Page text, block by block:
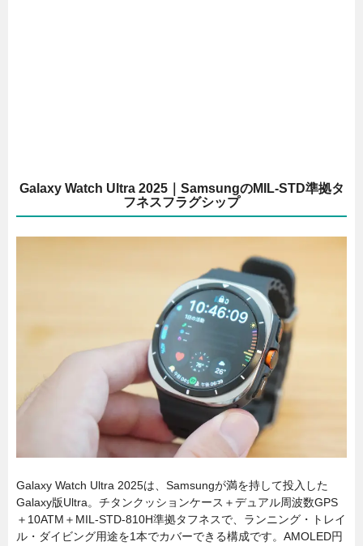
Galaxy Watch Ultra 2025｜SamsungのMIL-STD準拠タ
フネスフラグシップ
Galaxy Watch Ultra 2025は、Samsungが満を持して投入した
Galaxy版Ultra。チタンクッションケース＋デュアル周波数GPS
＋10ATM＋MIL-STD-810H準拠タフネスで、ランニング・トレイ
ル・ダイビング用途を1本でカバーできる構成です。AMOLED円